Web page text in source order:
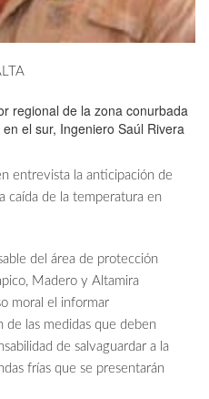
regional de la zona conurbada
el sur, Ingeniero Saúl Rivera
entrevista la anticipación de
caída de la temperatura en
del área de protección
Madero y Altamira
moral el informar
las medidas que deben
de salvaguardar a la
frías que se presentarán